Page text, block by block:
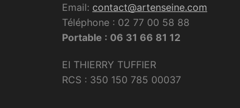
Email: contact@artenseine.com
Téléphone : 02 77 00 58 88
Portable : 06 31 66 81 12
EI THIERRY TUFFIER
RCS : 350 150 785 00037